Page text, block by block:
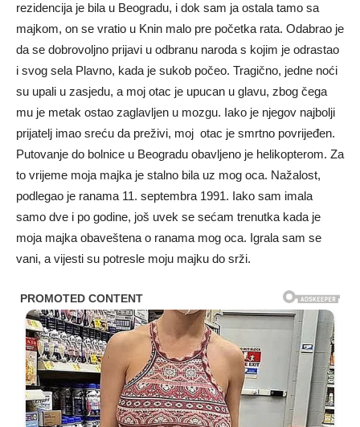
rezidencija je bila u Beogradu, i dok sam ja ostala tamo sa
majkom, on se vratio u Knin malo pre početka rata. Odabrao je
da se dobrovoljno prijavi u odbranu naroda s kojim je odrastao
i svog sela Plavno, kada je sukob počeo. Tragično, jedne noći
su upali u zasjedu, a moj otac je upucan u glavu, zbog čega
mu je metak ostao zaglavljen u mozgu. Iako je njegov najbolji
prijatelj imao sreću da preživi, ​​moj otac je smrtno povrijeđen.
Putovanje do bolnice u Beogradu obavljeno je helikopterom. Za
to vrijeme moja majka je stalno bila uz mog oca. Nažalost,
podlegao je ranama 11. septembra 1991. Iako sam imala
samo dve i po godine, još uvek se sećam trenutka kada je
moja majka obaveštena o ranama mog oca. Igrala sam se
vani, a vijesti su potresle moju majku do srži.